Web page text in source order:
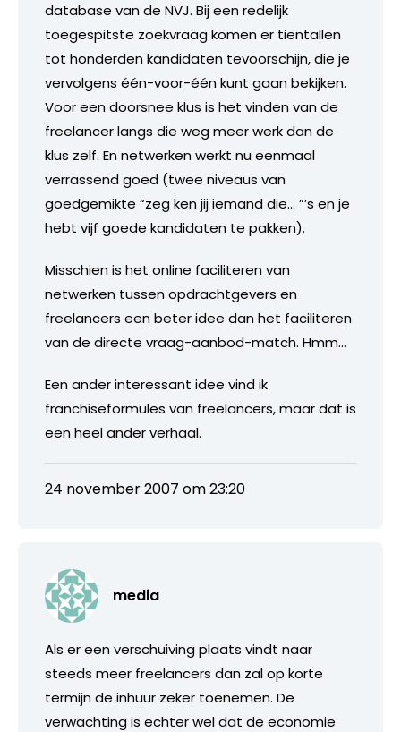
database van de NVJ. Bij een redelijk
toegespitste zoekvraag komen er tientallen
tot honderden kandidaten tevoorschijn, die je
vervolgens één-voor-één kunt gaan bekijken.
Voor een doorsnee klus is het vinden van de
freelancer langs die weg meer werk dan de
klus zelf. En netwerken werkt nu eenmaal
verrassend goed (twee niveaus van
goedgemikte “zeg ken jij iemand die… ”’s en je
hebt vijf goede kandidaten te pakken).
Misschien is het online faciliteren van
netwerken tussen opdrachtgevers en
freelancers een beter idee dan het faciliteren
van de directe vraag-aanbod-match. Hmm…
Een ander interessant idee vind ik
franchiseformules van freelancers, maar dat is
een heel ander verhaal.
24 november 2007 om 23:20
media
Als er een verschuiving plaats vindt naar
steeds meer freelancers dan zal op korte
termijn de inhuur zeker toenemen. De
verwachting is echter wel dat de economie